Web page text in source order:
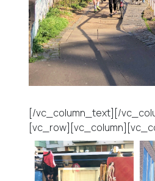
[/vc_column_text][/